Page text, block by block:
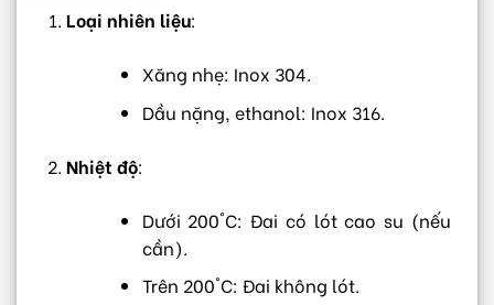
Loại nhiên liệu:
Xăng nhẹ: Inox 304.
Dầu nặng, ethanol: Inox 316.
Nhiệt độ:
Dưới 200°C: Đai có lót cao su (nếu
cần).
Trên 200°C: Đai không lót.